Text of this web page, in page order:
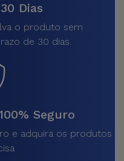
Dias
o produto sem
de 30 dias.
Seguro
e adquira os produtos